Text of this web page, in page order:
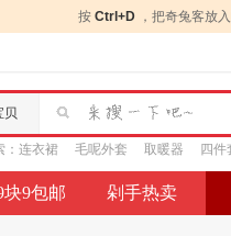
按 Ctrl+D ，把奇兔客放
贝
连衣裙 毛呢外套 取暖器 四件
块9包邮 剁手热卖